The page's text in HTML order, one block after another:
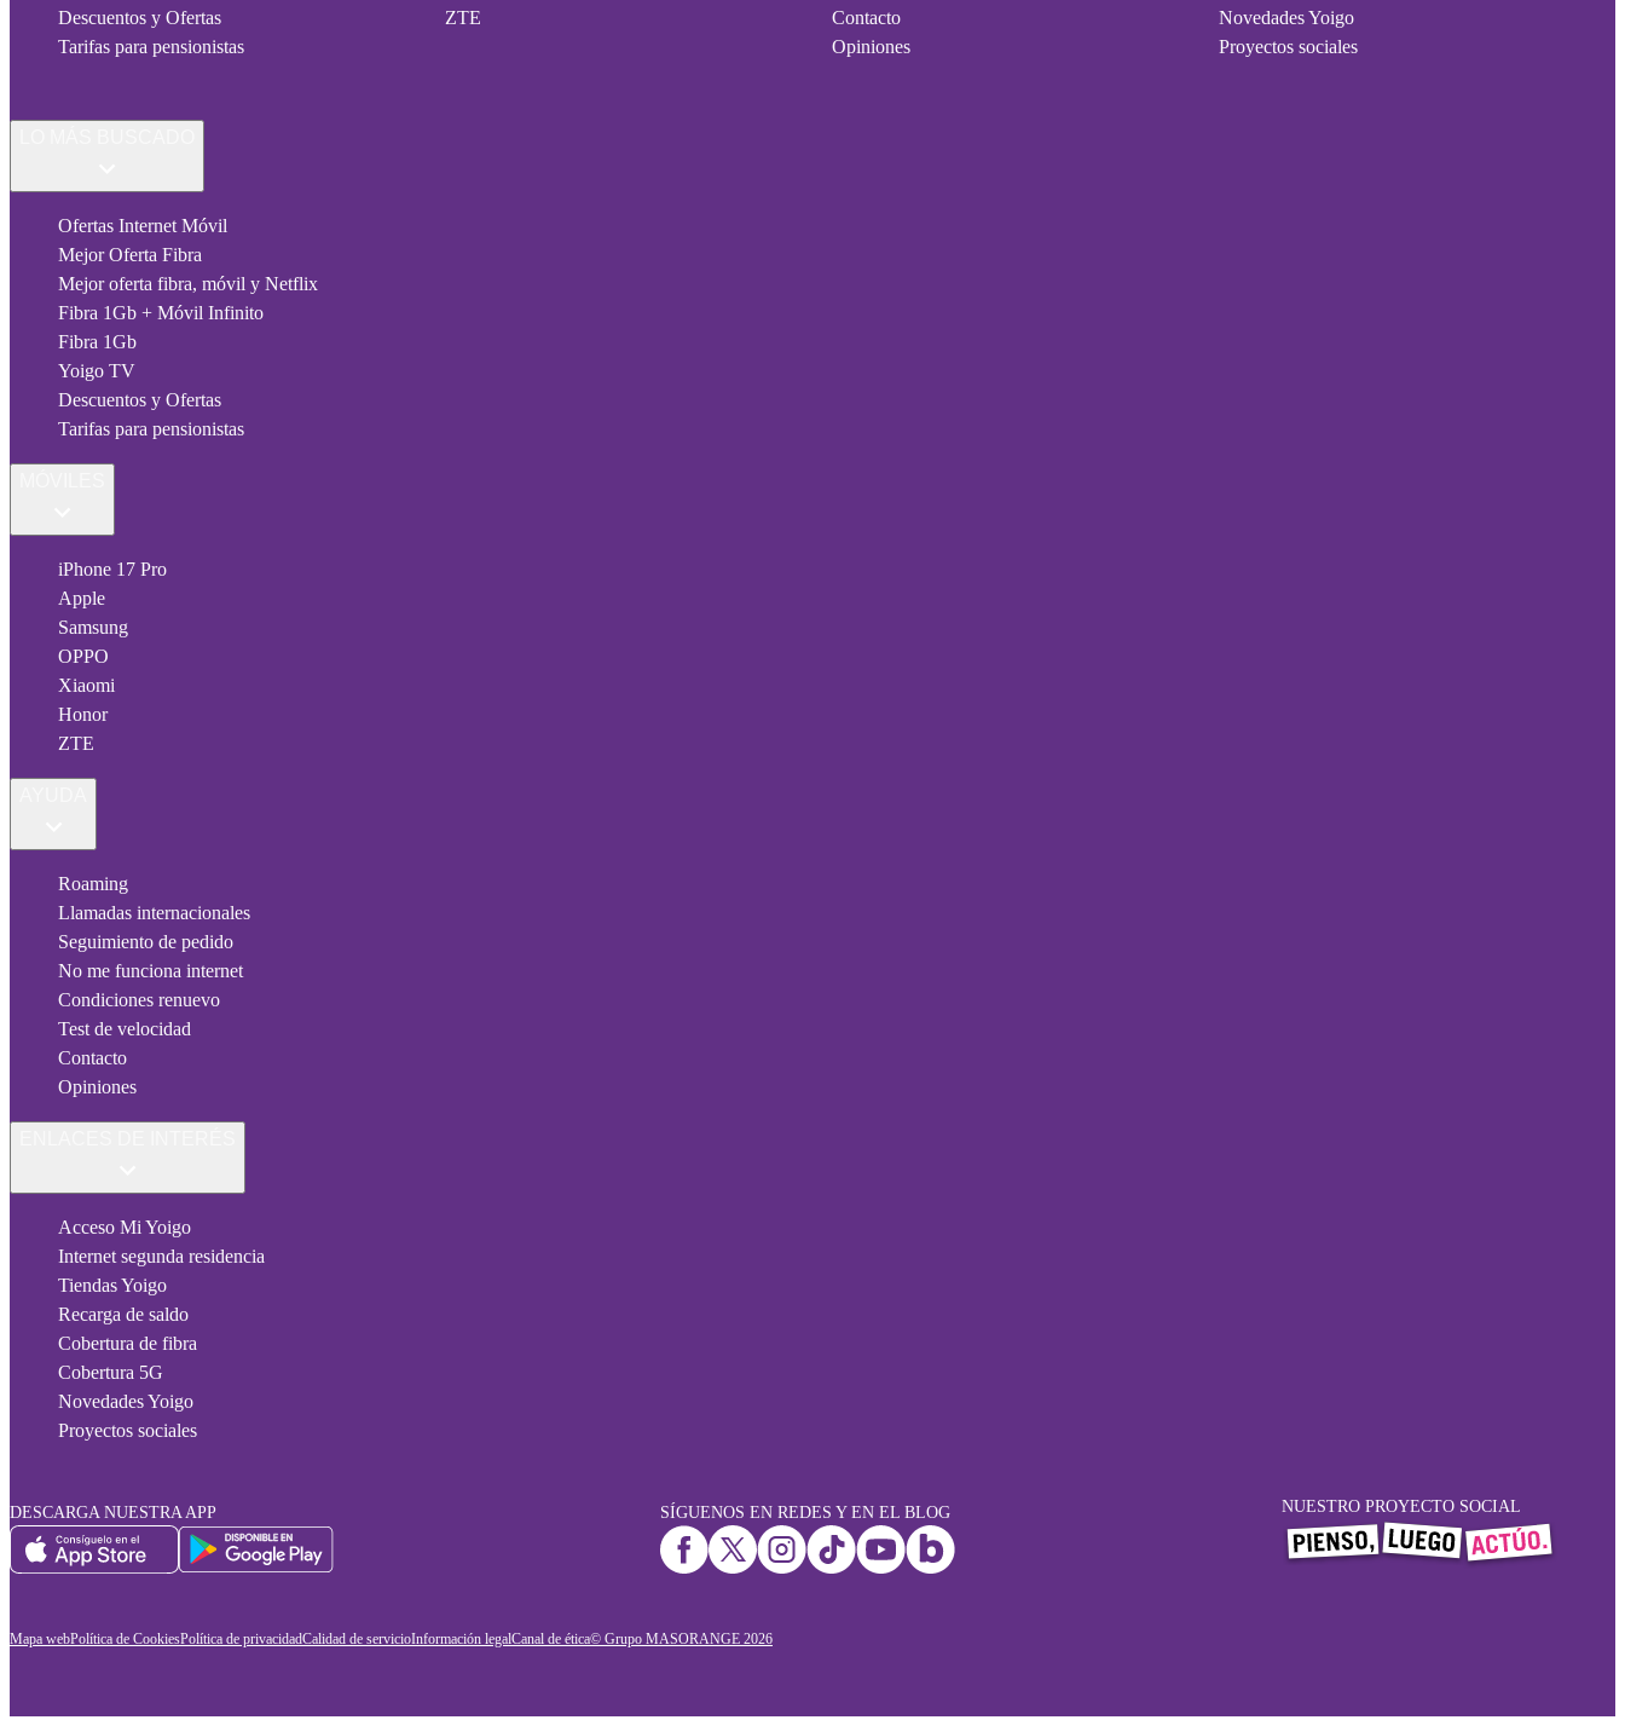
Descuentos y Ofertas
Tarifas para pensionistas
ZTE
Contacto
Opiniones
Novedades Yoigo
Proyectos sociales
Ofertas Internet Móvil
Mejor Oferta Fibra
Mejor oferta fibra, móvil y Netflix
Fibra 1Gb + Móvil Infinito
Fibra 1Gb
Yoigo TV
Descuentos y Ofertas
Tarifas para pensionistas
iPhone 17 Pro
Apple
Samsung
OPPO
Xiaomi
Honor
ZTE
Roaming
Llamadas internacionales
Seguimiento de pedido
No me funciona internet
Condiciones renuevo
Test de velocidad
Contacto
Opiniones
Acceso Mi Yoigo
Internet segunda residencia
Tiendas Yoigo
Recarga de saldo
Cobertura de fibra
Cobertura 5G
Novedades Yoigo
Proyectos sociales
DESCARGA NUESTRA APP SÍGUENOS EN REDES Y EN EL BLOG NUESTRO PROYECTO SOCIAL
Mapa webPolítica de CookiesPolítica de privacidadCalidad de servicioInformación legalCanal de ética© Grupo MASORANGE 2026